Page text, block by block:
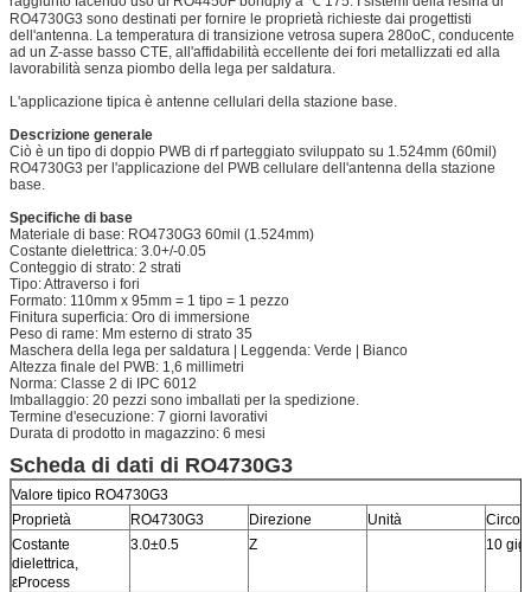
RO4730G3 sono destinati per fornire le proprietà richieste dai progettisti
dell'antenna. La temperatura di transizione vetrosa supera 280oC, conducente
ad un Z-asse basso CTE, all'affidabilità eccellente dei fori metallizzati ed alla
lavorabilità senza piombo della lega per saldatura.
L'applicazione tipica è antenne cellulari della stazione base.
Descrizione generale
Ciò è un tipo di doppio PWB di rf parteggiato sviluppato su 1.524mm (60mil)
RO4730G3 per l'applicazione del PWB cellulare dell'antenna della stazione
base.
Specifiche di base
Materiale di base: RO4730G3 60mil (1.524mm)
Costante dielettrica: 3.0+/-0.05
Conteggio di strato: 2 strati
Tipo: Attraverso i fori
Formato: 110mm x 95mm = 1 tipo = 1 pezzo
Finitura superficia: Oro di immersione
Peso di rame: Μm esterno di strato 35
Maschera della lega per saldatura | Leggenda: Verde | Bianco
Altezza finale del PWB: 1,6 millimetri
Norma: Classe 2 di IPC 6012
Imballaggio: 20 pezzi sono imballati per la spedizione.
Termine d'esecuzione: 7 giorni lavorativi
Durata di prodotto in magazzino: 6 mesi
Scheda di dati di RO4730G3
Valore tipico RO4730G3
Proprietà
RO4730G3 Direzione Unità
Costante
dielettrica,
εProcess
3.0±0.5 Z 10